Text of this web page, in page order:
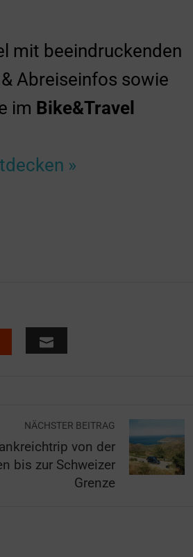
mit beeindruckenden
Abreiseinfos sowie
im Bike&Travel
»
NÄCHSTER BEITRAG
von der
bis zur Schweizer
Grenze